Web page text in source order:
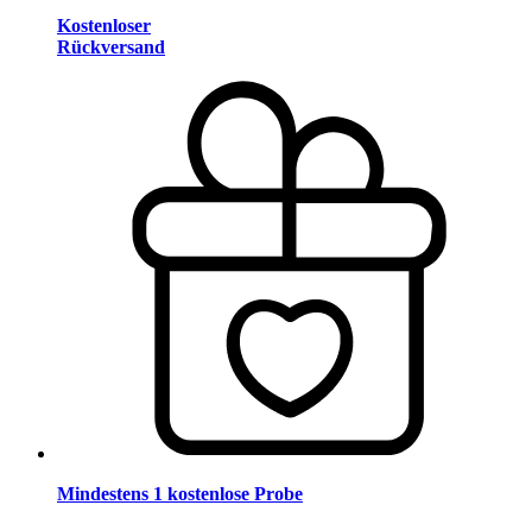
Kostenloser
Rückversand
Mindestens 1 kostenlose Probe